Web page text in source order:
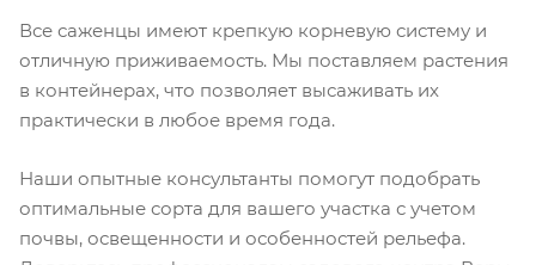
Все саженцы имеют крепкую корневую систему и
отличную приживаемость. Мы поставляем растения
в контейнерах, что позволяет высаживать их
практически в любое время года.
Наши опытные консультанты помогут подобрать
оптимальные сорта для вашего участка с учетом
почвы, освещенности и особенностей рельефа.